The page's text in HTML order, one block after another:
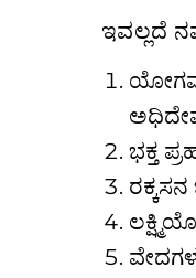
ಇವಲ್ಲದೆ
ಭಕ್ತ